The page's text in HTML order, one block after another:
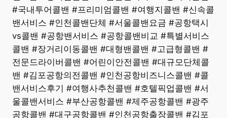
#국내투어콜밴 #프리미엄콜밴 #여행지콜밴 #신속콜
밴서비스 #인천콜밴단체 #서울콜밴요금 #공항택시
vs콜밴 #공항밴서비스 #공항콜밴비교 #특별서비스
콜밴 #장거리이동콜밴 #대형밴콜밴 #고급형콜밴 #
전문드라이버콜밴 #어린이안전콜밴 #대규모단체콜
밴 #김포공항의전콜밴 #인천공항비즈니스콜밴 #콜
밴서비스후기 #여행사추천콜밴 #호텔픽업콜밴 #서
울콜밴서비스 #부산공항콜밴 #제주공항콜밴 #광주
공항콜밴 #대구공항콜밴 #인천공항출장콜밴 #김포